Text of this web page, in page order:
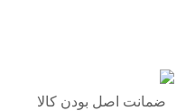
ضمانت اصل بودن کالا